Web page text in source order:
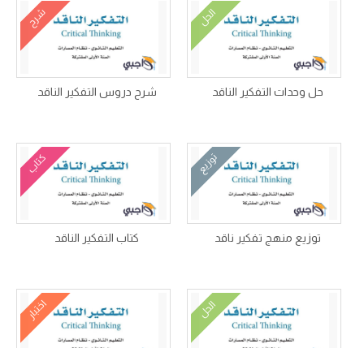
الحل
حل وحدات التفكير الناقد
شرح
شرح دروس التفكير الناقد
توزيع
توزيع منهج تفكير ناقد
كتاب
كتاب التفكير الناقد
الحل اختبار